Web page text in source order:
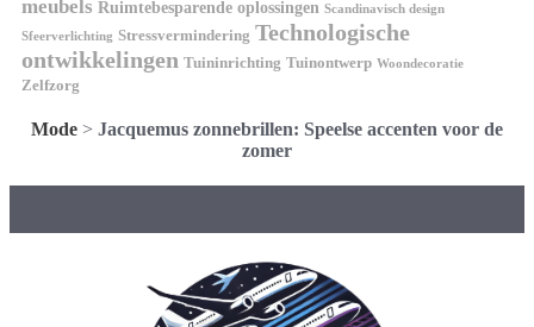
meubels Ruimtebesparende oplossingen Scandinavisch design
Sfeerverlichting Stressvermindering Technologische
ontwikkelingen Tuininrichting Tuinontwerp Woondecoratie
Zelfzorg
Mode > Jacquemus zonnebrillen: Speelse accenten voor de
zomer